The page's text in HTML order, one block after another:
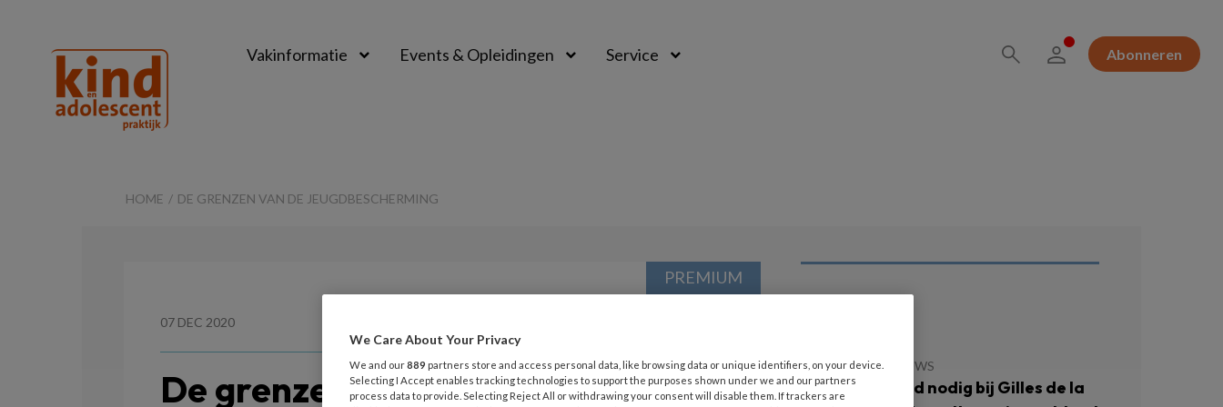
&
Vakinformatie Events & Opleidingen Service Abonneren
HOME DE GRENZEN VAN DE JEUGDBESCHERMING
07 DEC 2020
De grenzen van de
PREMIUM
6 JULI 2026 NIEUWS
Pillen niet altijd nodig bij Gilles de la
We Care About Your Privacy
We and our889 partners store and access personal data, like browsing data or unique identifiers, on your device.
Selecting I Accept enables tracking technologies to support the purposes shown under we and our partners
process data to provide. Selecting Reject All or withdrawing your consent will disable them. If trackers are